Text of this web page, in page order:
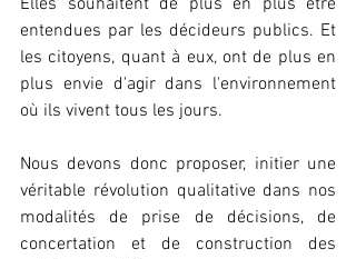
Elles souhaitent de plus en plus être
entendues par les décideurs publics. Et
les citoyens, quant à eux, ont de plus en
plus envie d'agir dans l'environnement
où ils vivent tous les jours.
Nous devons donc proposer, initier une
véritable révolution qualitative dans nos
modalités de prise de décisions, de
concertation et de construction des